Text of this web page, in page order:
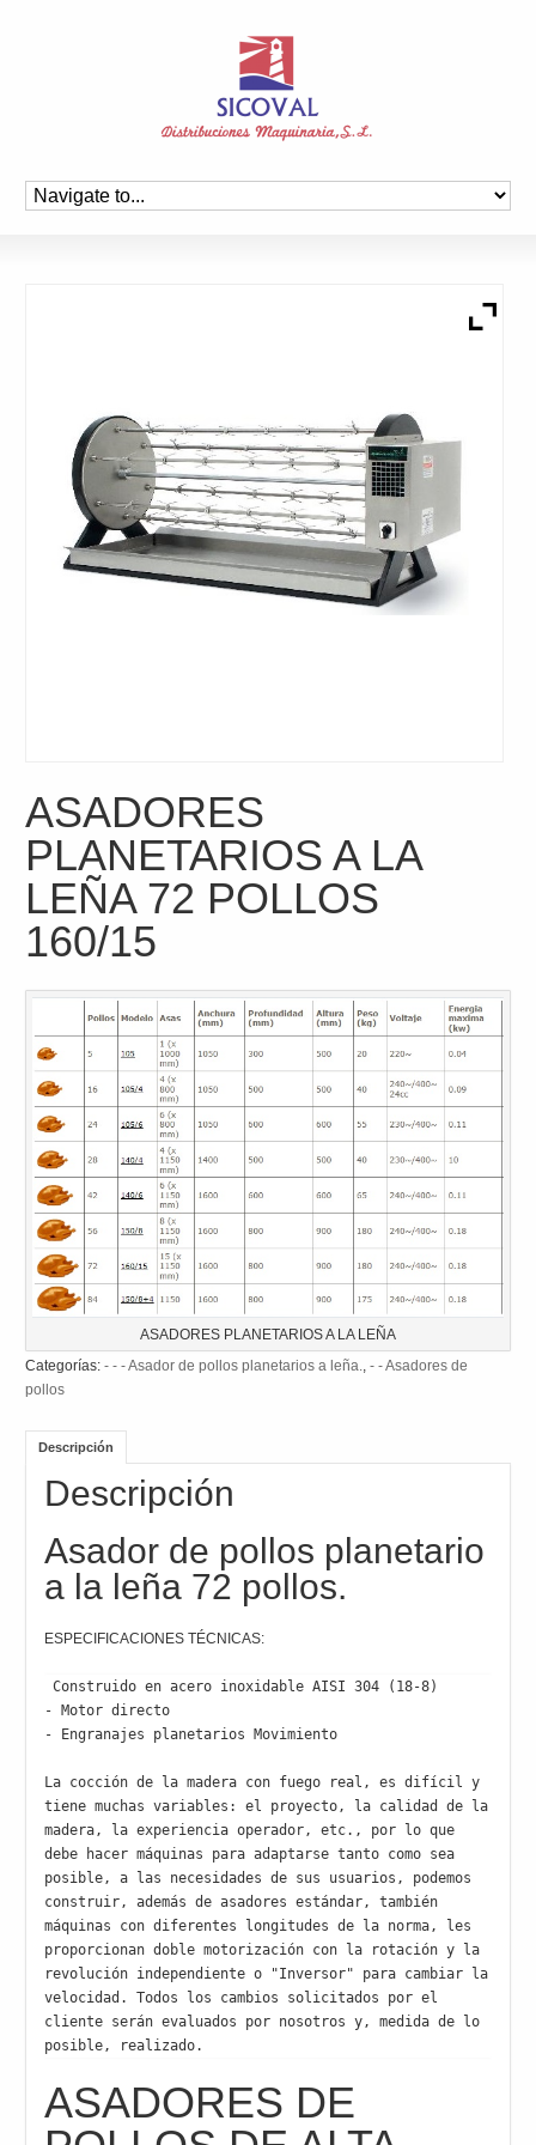
ASADORES
PLANETARIOS A LA
LEÑA 72 POLLOS
160/15
ASADORES PLANETARIOS A LA LEÑA
Categorías:- - - Asador de pollos planetarios a leña. ,- - Asadores de
pollos
Descripción
Descripción
Asador de pollos planetario
a la leña 72 pollos.
ESPECIFICACIONES TÉCNICAS:
Construido en acero inoxidable AISI 304 (18-8)
- Motor directo
- Engranajes planetarios Movimiento
La cocción de la madera con fuego real, es difícil y
tiene muchas variables: el proyecto, la calidad de la
madera, la experiencia operador, etc., por lo que
debe hacer máquinas para adaptarse tanto como sea
posible, a las necesidades de sus usuarios, podemos
construir, además de asadores estándar, también
máquinas con diferentes longitudes de la norma, les
proporcionan doble motorización con la rotación y la
revolución independiente o "Inversor" para cambiar la
velocidad. Todos los cambios solicitados por el
cliente serán evaluados por nosotros y, medida de lo
posible, realizado.
ASADORES DE